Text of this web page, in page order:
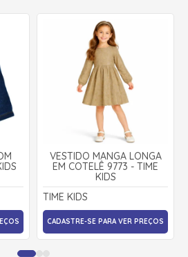
VESTIDO MANGA LONGA
EM COTELÊ 9773 - TIME
KIDS
TIME KIDS
CADASTRE-SE PARA VER PREÇOS